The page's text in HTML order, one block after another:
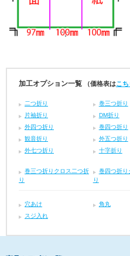
加工オプション一覧 （価格表はこち
二つ折り 巻三つ折り
片袖折り
DM折り
外四つ折り
巻四つ折り
観音折り
外五つ折り
外七つ折り
十字折り
巻三つ折りクロス二つ折
り
巻四つ折り
り
穴あけ 角丸
スジ入れ